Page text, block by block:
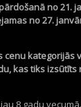
no 21.
no 27.
cenu kategorijās
kas tiks
8 gadu